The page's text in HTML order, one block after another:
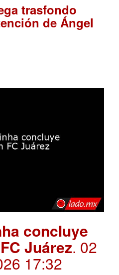
trasfondo
de Ángel
concluye
Juárez. 02
17:32